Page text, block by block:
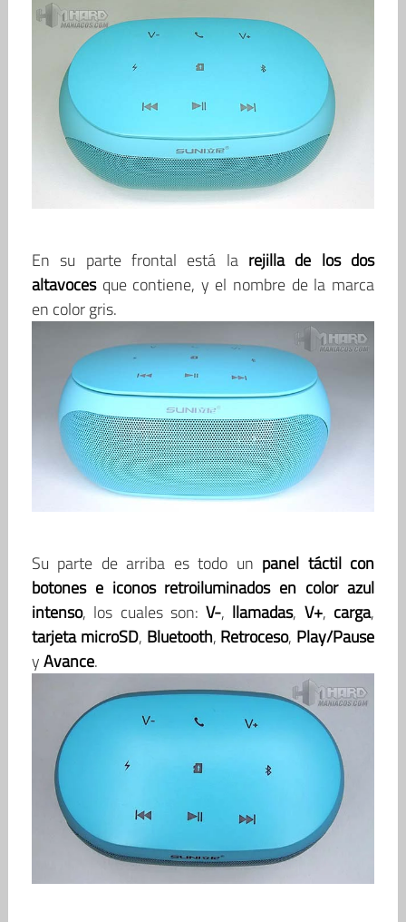
En su parte frontal está la rejilla de los dos
altavocesque contiene, y el nombre de la marca
en color gris.
Su parte de arriba es todo un panel táctil con
botones e iconos retroiluminados en color azul
intenso, los cuales son:V-, llamadas, V+, carga,
tarjeta microSD, Bluetooth, Retroceso, Play/Pause
yAvance.